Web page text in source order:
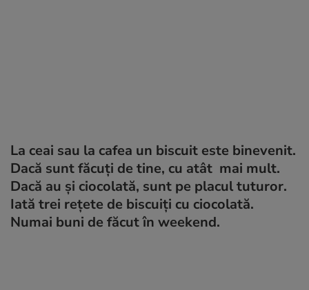
La ceai sau la cafea un biscuit este binevenit.
Dacă sunt făcuți de tine, cu atât mai mult.
Dacă au și ciocolată, sunt pe placul tuturor.
Iată trei rețete de biscuiți cu ciocolată.
Numai buni de făcut în weekend.